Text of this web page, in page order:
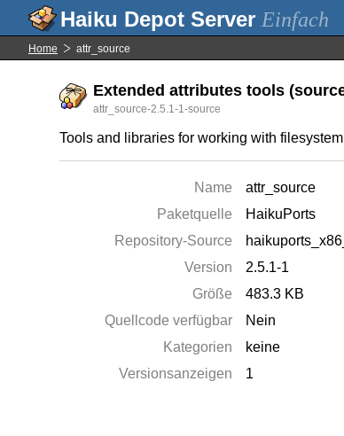
Einfach
Home attr_source
Extended attributes tools
attr_source-2.5.1-1-source
Tools and libraries for working with
Name
attr_source
Paketquelle
HaikuPorts
Repository-Source
Version
2.5.1-1
Größe
483.3 KB
Quellcode verfügbar
Nein
Kategorien
keine
Versionsanzeigen
1